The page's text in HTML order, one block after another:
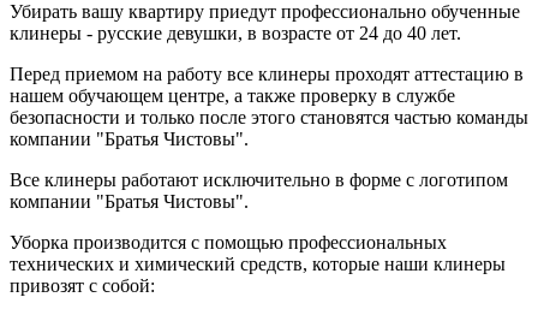
Убирать вашу квартиру приедут профессионально обученные
клинеры - русские девушки, в возрасте от 24 до 40 лет.
Перед приемом на работу все клинеры проходят аттестацию в
нашем обучающем центре, а также проверку в службе
безопасности и только после этого становятся частью команды
компании "Братья Чистовы".
Все клинеры работают исключительно в форме с логотипом
компании "Братья Чистовы".
Уборка производится с помощью профессиональных
технических и химический средств, которые наши клинеры
привозят с собой: